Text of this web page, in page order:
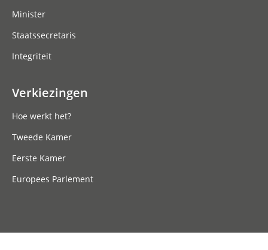
Minister
Staatssecretaris
Integriteit
Verkiezingen
Hoe werkt het?
Tweede Kamer
Eerste Kamer
Europees Parlement